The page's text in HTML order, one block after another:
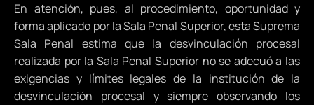
En atención, pues, al procedimiento, oportunidad y
forma aplicado por la Sala Penal Superior, esta Suprema
Sala Penal estima que la desvinculación procesal
realizada por la Sala Penal Superior no se adecuó a las
exigencias y límites legales de la institución de la
desvinculación procesal y siempre observando los